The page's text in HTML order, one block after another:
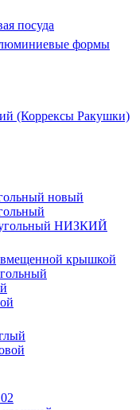
посуда
формы
(Коррексы Ракушки)
новый
НИЗКИЙ
крышкой